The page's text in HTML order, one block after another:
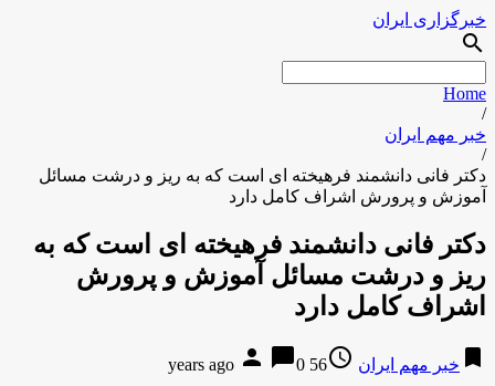
خبرگزاری ایران
search
Home
/
خبر مهم ایران
/
دکتر فانی دانشمند فرهیخته ای است که به ریز و درشت مسائل
آموزش و پرورش اشراف کامل دارد
دکتر فانی دانشمند فرهیخته ای است که به
ریز و درشت مسائل آموزش و پرورش
اشراف کامل دارد
bookmark خبر مهم ایران access_time
56 years ago
person chat_bubble0